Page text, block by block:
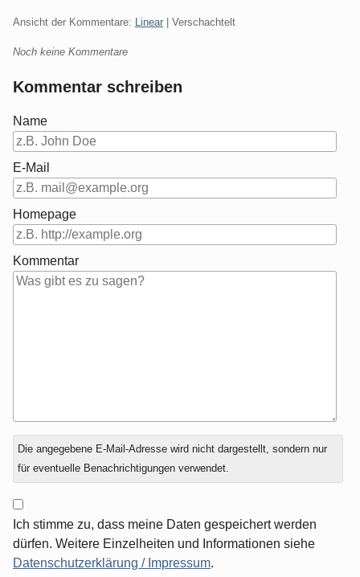
Ansicht der Kommentare: Linear | Verschachtelt
Noch keine Kommentare
Kommentar schreiben
Name
E-Mail
Homepage
Kommentar
Antwort
zu
Die angegebene E-Mail-Adresse wird nicht dargestellt, sondern nur
für eventuelle Benachrichtigungen verwendet.
Ich stimme zu, dass meine Daten gespeichert werden
dürfen. Weitere Einzelheiten und Informationen siehe
Datenschutzerklärung / Impressum.